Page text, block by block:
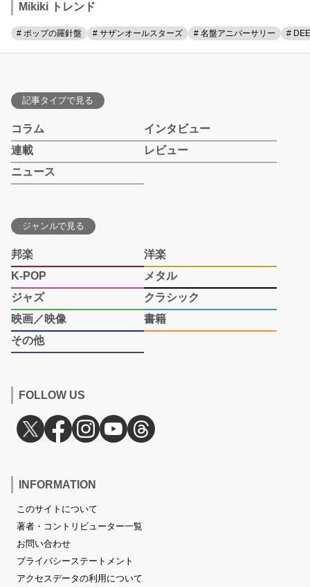
Mikiki トレンド
# ポップの羅針盤 # サザンオールスターズ # 名盤アニバーサリー #
記事タイプで見る
コラム
インタビュー
連載
レビュー
ニュース
ジャンルで見る
邦楽
洋楽
K-POP
メタル
ジャズ
クラシック
映画／映像
書籍
その他
FOLLOW US
INFORMATION
このサイトについて
著者・コントリビューター一覧
お問い合わせ
プライバシーステートメント
アクセスデータの利用について